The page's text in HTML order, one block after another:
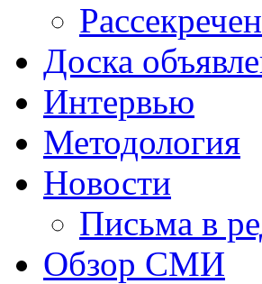
Доска
Интервью
Методология
Новости
Письма в
Обзор СМИ